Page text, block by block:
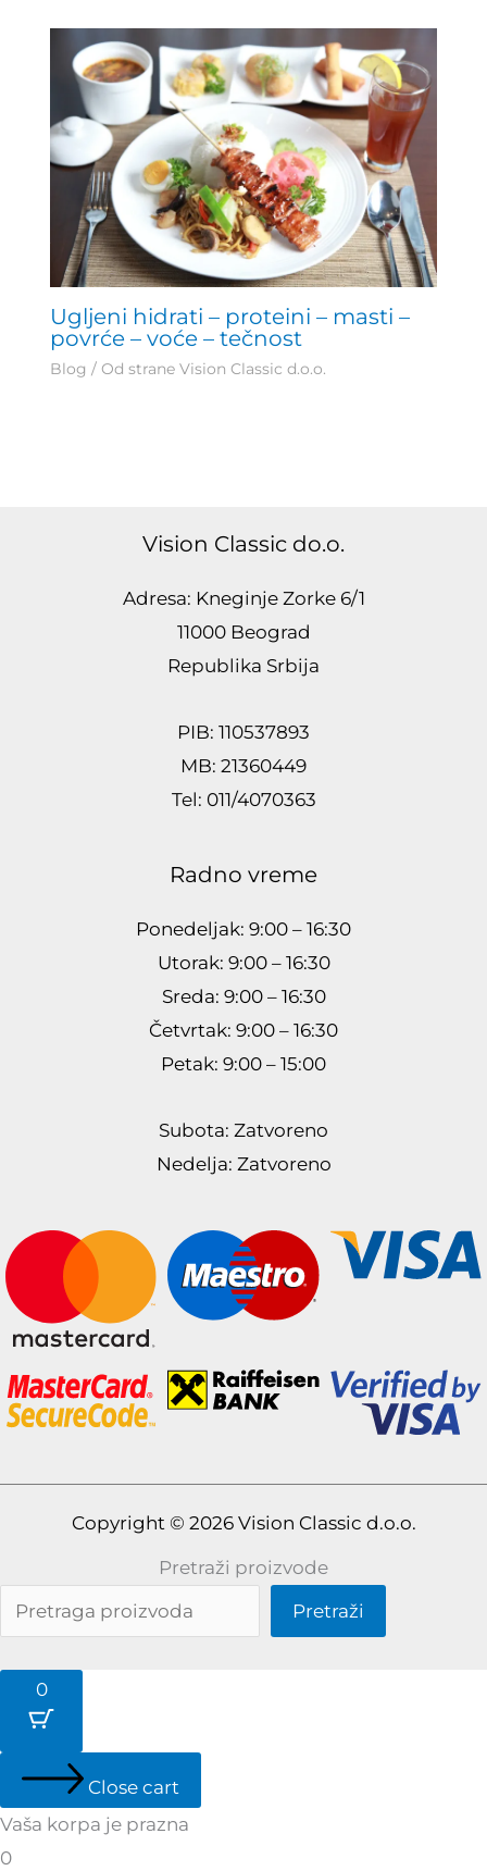
Ugljeni hidrati – proteini – masti –
povrće – voće – tečnost
Blog / Od strane Vision Classic d.o.o.
Vision Classic do.o.
Adresa: Kneginje Zorke 6/1
11000 Beograd
Republika Srbija
PIB: 110537893
MB: 21360449
Tel: 011/4070363
Radno vreme
Ponedeljak: 9:00 – 16:30
Utorak: 9:00 – 16:30
Sreda: 9:00 – 16:30
Četvrtak: 9:00 – 16:30
Petak: 9:00 – 15:00
Subota: Zatvoreno
Nedelja: Zatvoreno
Copyright © 2026 Vision Classic d.o.o.
Pretraži proizvode
Pretraži
0
Close cart
Vaša korpa je prazna
0